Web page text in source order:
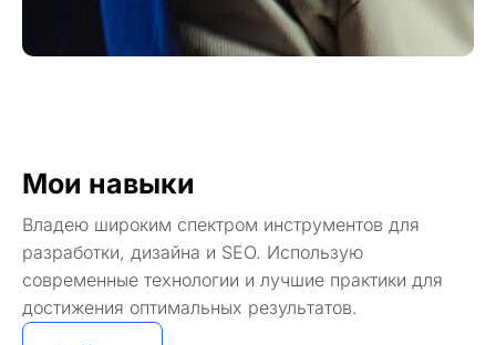
Мои навыки
Владею широким спектром инструментов для
разработки, дизайна и SEO. Использую
современные технологии и лучшие практики для
достижения оптимальных результатов.